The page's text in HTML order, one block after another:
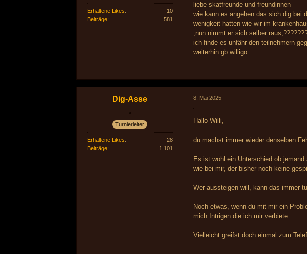
Erhaltene Likes
10
Beiträge
581
liebe skatfreunde und freundinnen
wie kann es angehen das sich dig bei
wenigkeit hatten wie wir im
,nun nimmt er sich selber
ich finde es unfähr den teilnehmern
weiterhin gb willigo
Dig-Asse
Turnierleiter
Erhaltene Likes
28
Beiträge
1.101
8. Mai 2025
Hallo Willi,
du machst immer wieder denselben
Es ist wohl ein Unterschied ob
wie bei mir, der bisher noch keine
Wer aussteigen will, kann das immer
Noch etwas, wenn du mit mir ein
mich Intrigen die ich mir verbiete.
Vielleicht greifst doch einmal zum